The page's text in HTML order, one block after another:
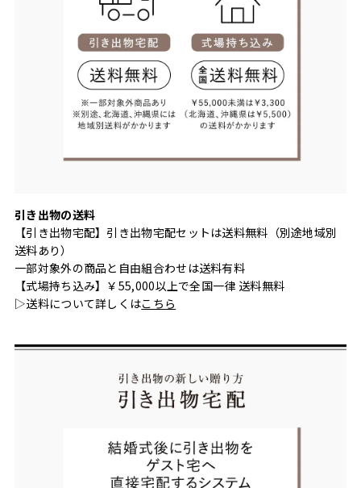
引き出物の送料
【引き出物宅配】引き出物宅配セットは送料無料（別途地域別
送料あり）
一部対象外の商品と自由組合わせは送料有料
【式場持ち込み】￥55,000以上で全国一律 送料無料
▷送料について詳しくはこちら